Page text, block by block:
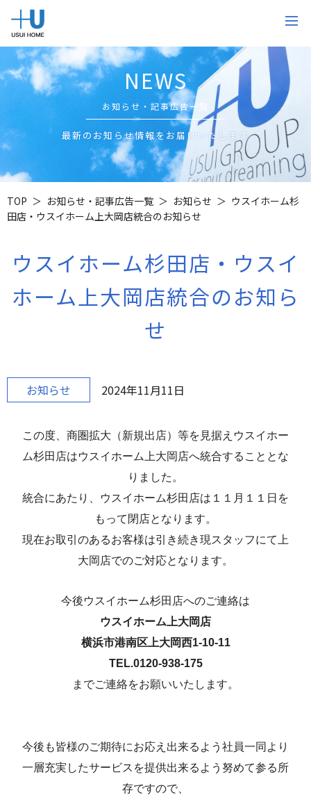
NEWS
お知らせ・記事広告一覧
最新のお知らせ情報をお届けいたします
TOP お知らせ・記事広告一覧 お知らせ
ウスイホーム杉
田店・ウスイホーム上大岡店統合のお知らせ
ウスイホーム杉田店・ウスイ
ホーム上大岡店統合のお知ら
せ
お知らせ 2024年11月11日
この度、商圏拡大（新規出店）等を見据えウスイホー
ム杉田店はウスイホーム上大岡店へ統合することとな
りました。
統合にあたり、ウスイホーム杉田店は１１月１１日を
もって閉店となります。
現在お取引のあるお客様は引き続き現スタッフにて上
大岡店でのご対応となります。
今後ウスイホーム杉田店へのご連絡は
ウスイホーム上大岡店
横浜市港南区上大岡西1-10-11
TEL.0120-938-175
までご連絡をお願いいたします。
今後も皆様のご期待にお応え出来るよう社員一同より
一層充実したサービスを提供出来るよう努めて参る所
存ですので、